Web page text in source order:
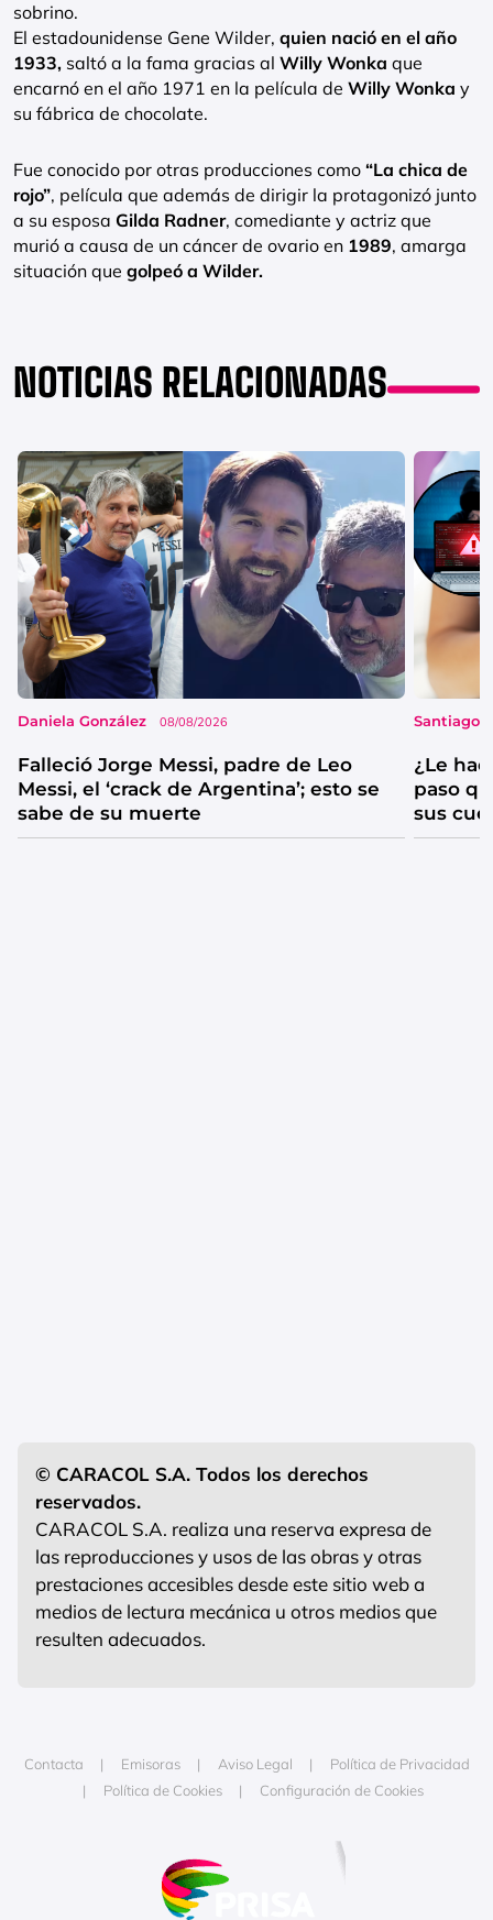
sobrino.
El estadounidense Gene Wilder, quien nació en el año
1933, saltó a la fama gracias al Willy Wonka que
encarnó en el año 1971 en la película de Willy Wonka y
su fábrica de chocolate.
Fue conocido por otras producciones como “La chica de
rojo”, película que además de dirigir la protagonizó junto
a su esposa Gilda Radner, comediante y actriz que
murió a causa de un cáncer de ovario en 1989, amarga
situación que golpeó a Wilder.
NOTICIAS RELACIONADAS
Daniela González 08/08/2026
Falleció Jorge Messi, padre de Leo
Messi, el ‘crack de Argentina’; esto se
sabe de su muerte
Santiago
¿Le
paso
sus
© CARACOL S.A. Todos los derechos
reservados.
CARACOL S.A. realiza una reserva expresa de
las reproducciones y usos de las obras y otras
prestaciones accesibles desde este sitio web a
medios de lectura mecánica u otros medios que
resulten adecuados.
Contacta Emisoras Aviso Legal
Política de Privacidad
Política de Cookies
Configuración de Cookies